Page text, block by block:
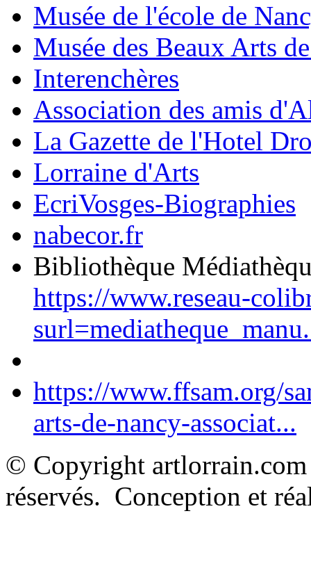
Musée de l'école de
Musée des Beaux Arts
Interenchères
Association des amis
La Gazette de l'Hotel
Lorraine d'Arts
EcriVosges-Biographies
nabecor.fr
Bibliothèque
https://www.reseau-
https://www.ffsam.org/
arts-de-nancy-associat...
© Copyright
réservés. Conception et